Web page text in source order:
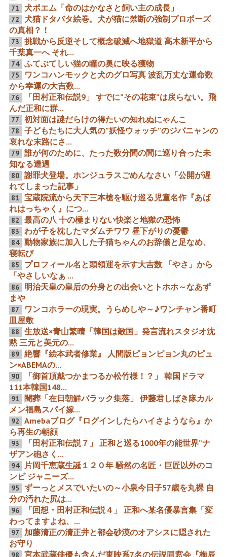
名誉
ォードのキセキの競演
月形龍之介の助演代表作と
「雄呂血」名匠 知られざる
多数代表作から不思議な悲
運
映画俳優伝説 主演100作以
上と助演400作以上を同時
の世界歴代記録
第98回アカデミー賞授賞
式”18スターの追悼”限定公
開15分08秒に噛み付く CC
とBBの評価のすれ違い 某
大名優「真実かどうかは関
係ない 何を信じて生きるか
だ。人は本来善良なもの
だ。誇り勇気美徳すれ...
淡島千景生誕100年 三ちゃ
な春」を背負ったお景ちゃ
んとオトコ村田入魂から愛
の二つの恋が息絶える！」
杉良太郎80年目の「俺の命
は燃えている」 芥川のスス
メ→良さん2025年新形態披
露・櫻野郎と突然合体”54
年間の空白” 「剣から燃え
た男」貢献炎VS売国炎の競
い合いの行方 2がつなげる6
つのキーワード
NHKの『日本人が最も愛し
た男・石原裕次郎』過剰な
煽り番組は問題だらけ
ギネス記録を巡る「男はつ
らいよ!」VS「忠臣蔵」「鞍
馬天狗」＆紅白 倉木麻衣VS
新世代のアニソン女王LiSA
長崎県に謎を呼ぶ架空人物
引導代わりだ。迷わず地獄
伝説」
【ウラ版】真実の国民的映
画スターの忠臣蔵28つのウ
ラを暴け
高垣眸と頭巾もの有名映画
たち
売国ゲームアプリウォッチ
２０２３年１１月号 美少女
の尻で釣られる情けなーい
日本男児たち 木原誠二こと
中北さんも余裕で「負け
確」のヌキほうだーい
詐欺動画や反日動画作成で
批判の中国AI動画作成バイ
2.0」を1時間30分程の大宣
伝したコレコレ
メント完全スルーの案件疑
惑
戦前のスタープロダクショ
ンと戦後重々独立映画 千恵
蔵と薩夫が右往左往すると
き
没後30年新解釈 無冠の女王
「罪と罰」たち
71 犬ポエム「命のはかなさと飼い主の成長」
72
犬猫ドタバタ絵巻。犬が猫に禁断の強制プロポーズ
の真相？！
73
挑戦から反逆そして概念破滅へ地獄道 高木新平から
千葉真一へ それ...
74 ふてぶてしい猫の瞳の奥に映る獲物
75
ワンコハンモックと犬のグロ写真 波乱万丈な運命数
から幸運の大吉数...
76
「田村正和伝説9」 すでに”その花束”は戻らない。飛
んだ正和に群...
77 初対面は謎だらけの得たいの知れぬにゃんこ
78
子どもたちに大人気の”妖怪ウォッチ”のジバニャンの
哀れな末路にさ...
79 誰が何のために、たった数分間の間に巡り合った未
知なる遭遇
80 謝罪犬登場。ホンジュラスごめんなさい「公開が遅
れてしまった記事」
81
宝蔵院流から天下三本槍を駆け巡る児童名作『あば
れはっちゃく』につ...
82 最高の八 十の極まりない快楽と地獄の恐怖
83 わが子を枕したマダムチワワ 昼下がりの憂鬱
84 動物家族に加入した子猫ちゃんのお辞儀と足なめ、
寝転び
85
プロフィール名と頭領運を示す大吉数 「やさ」から
「やさしいなぁ ...
86
明治天皇の皇后の分身との出会いとトホホ～なあず
まや
87
ワンコホラーの現実。うらめしや～♪ワンチャン番町
皿屋敷
88
生放送×青山繁晴「韓国は敵国」発言流れスタジオ沈
黙 三元と美元の...
89 絶響『絵本武者修業』 人間版ピョンピョン丸のピュ
ン×ABEMAの...
90
「御首頂戴つかまつるか松竹様！？」 韓国ドラマ
111本韓国148...
91
闇葬「在日朝鮮バラック集落」 伊藤君しばき隊カル
メン福島スパイ嫁...
92
Amebaブログ『ログインしたらハイさようなら』か
ら再生の朝顔
93
「田村正和伝説７」 正和と巡る1000年の能世界”ナ
ザアン砲さく...
94
片岡千恵蔵生誕１２０年 騒然の名匠・巨匠以外のコ
ンビ ジャニーズ...
95
ずーっとメスでいたいの～小泉今日子57歳を丸裸 自
分の汚れた尻は...
96
「回想・田村正和伝説４」 正和へ某名優暴言集「変
わってますよね、...
97
加藤清正の清正井と都会砂漠のオアシスに隠された
お守り
宮本武蔵俳優も含んだ東映系7名の伝説同窓会『梅辰